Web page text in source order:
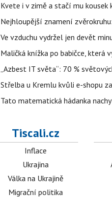
Kvete i v zimě a stačí mu kousek
Nejhloupější znamení
Ve vzduchu vydržel jen devět
Maličká knížka po babičce, která
„Azbest IT světa“: 70 %
Střelba u Kremlu kvůli e-shopu
Tato matematická hádanka
Tiscali.cz
Inflace
Ukrajina
Válka na Ukrajině
Migrační politika